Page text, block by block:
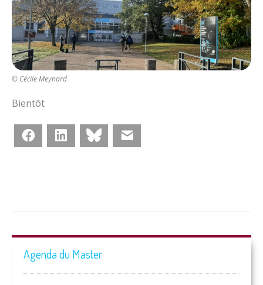
© Cécile Meynard
Bientôt
Facebook LinkedIn Bluesky
Agenda du Master